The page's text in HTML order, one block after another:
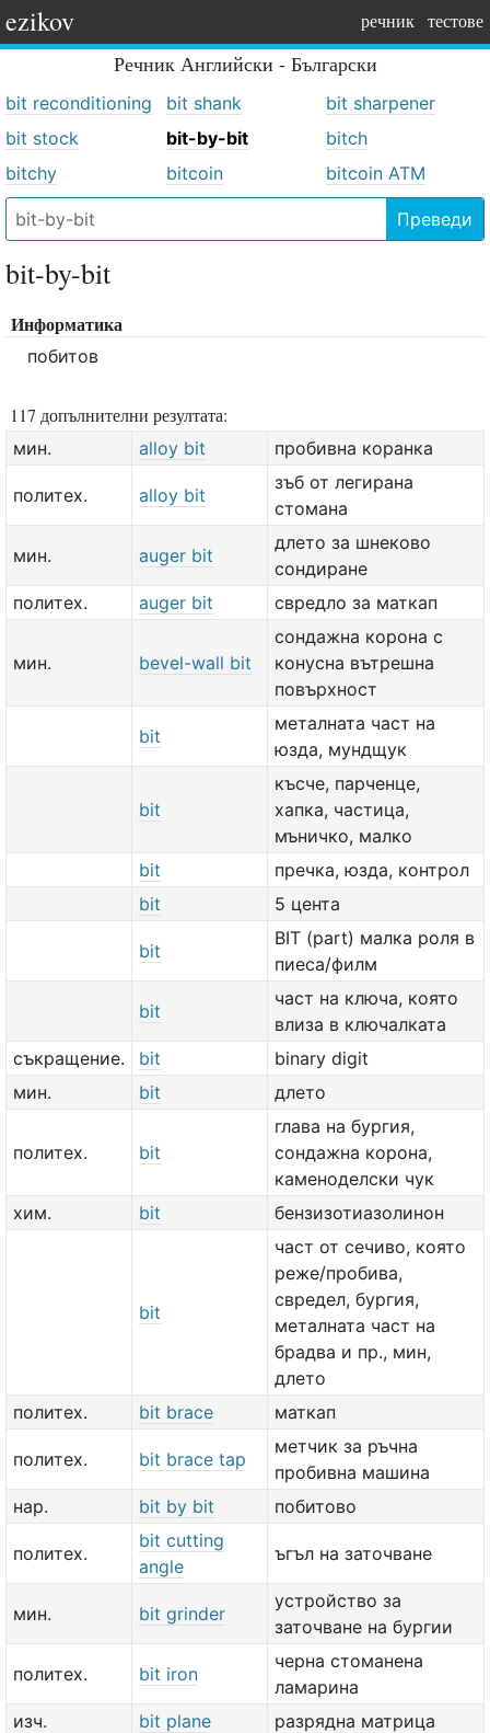
ezikov речник тестове
Речник Английски - Български
bit reconditioning bit shank
bit sharpener
bit stock
bit-by-bit
bitch
bitchy
bitcoin bitcoin ATM
Преведи
bit-by-bit
Информатика
побитов
117 допълнителни резултата:
мин. alloy bit пробивна коранка
политех. alloy bit
зъб от легирана
стомана
мин. auger bit
длето за шнеково
сондиране
политех.
auger bit свредло за маткап
мин. bevel-wall bit
сондажна корона с
конусна вътрешна
повърхност
bit
металната част на
юзда, мундщук
bit
късче, парченце,
хапка, частица,
мъничко, малко
bit
пречка, юзда, контрол
bit
5 цента
bit
BIT (part) малка роля в
пиеса/филм
bit
част на ключа, която
влиза в ключалката
съкращение.
bit
binary digit
мин.
bit длето
политех. bit
глава на бургия,
сондажна корона,
каменоделски чук
хим.
bit бензизотиазолинон
bit
част от сечиво, която
реже/пробива,
свредел, бургия,
металната част на
брадва и пр., мин,
длето
политех.
bit brace маткап
политех. bit brace tap
метчик за ръчна
пробивна машина
нар.
bit by bit побитово
политех.
bit cutting
angle
ъгъл на заточване
мин. bit grinder
устройство за
заточване на бургии
политех. bit iron
черна стоманена
ламарина
изч.
bit plane
разрядна матрица